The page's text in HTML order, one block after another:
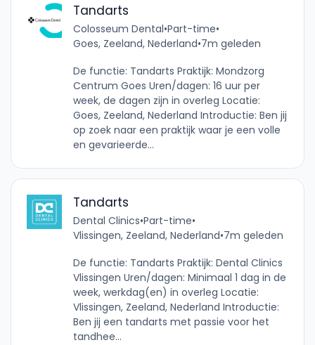
Tandarts
Colosseum Dental•Part-time•
Goes, Zeeland, Nederland•7m geleden
De functie: Tandarts Praktijk: Mondzorg
Centrum Goes Uren/dagen: 16 uur per
week, de dagen zijn in overleg Locatie:
Goes, Zeeland, Nederland Introductie: Ben jij
op zoek naar een praktijk waar je een volle
en gevarieerde...
Tandarts
Dental Clinics•Part-time•
Vlissingen, Zeeland, Nederland•7m geleden
De functie: Tandarts Praktijk: Dental Clinics
Vlissingen Uren/dagen: Minimaal 1 dag in de
week, werkdag(en) in overleg Locatie:
Vlissingen, Zeeland, Nederland Introductie:
Ben jij een tandarts met passie voor het
tandhee...